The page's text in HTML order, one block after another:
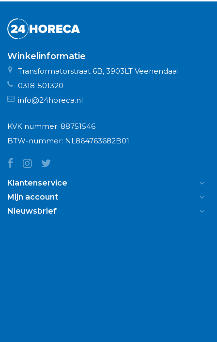
Winkelinformatie
Transformatorstraat 6B, 3903LT Veenendaal
0318-501320
info@24horeca.nl
KVK nummer: 88751546
BTW-nummer: NL864763682B01
Klantenservice
Mijn account
Nieuwsbrief